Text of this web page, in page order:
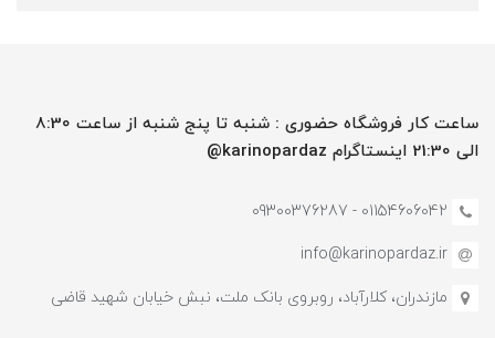
ساعت کار فروشگاه حضوری : شنبه تا پنج شنبه از ساعت 8:30
الی 21:30 اینستاگرام karinopardaz@
01154606042 - 09300376287
info@karinopardaz.ir
مازندران، کلارآباد، روبروی بانک ملت، نبش خیابان شهید قاضی